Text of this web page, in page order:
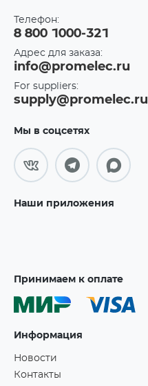
Телефон:
8 800 1000-321
Адрес для заказа:
info@promelec.ru
For suppliers:
supply@promelec.ru
Мы в соцсетях
Наши приложения
Принимаем к оплате
Информация
Новости
Контакты